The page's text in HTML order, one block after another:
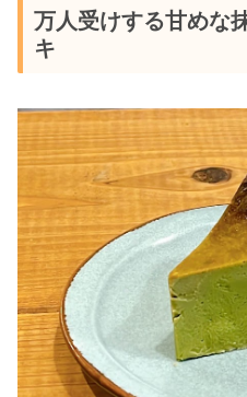
万人受けする甘めな
キ